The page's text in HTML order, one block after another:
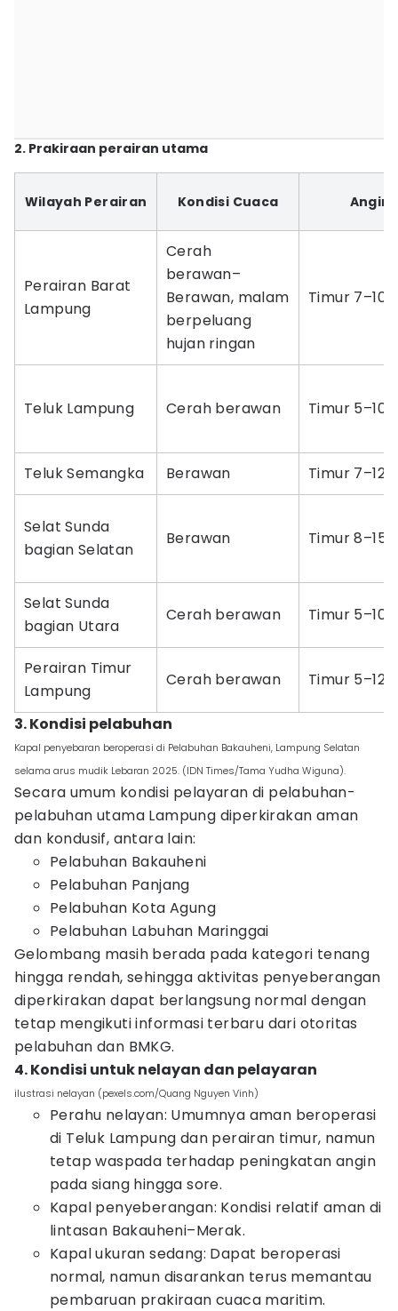
2. Prakiraan perairan utama
Wilayah Perairan Kondisi Cuaca Angin
Perairan Barat
Lampung
Cerah
berawan–
Berawan, malam
berpeluang
hujan ringan
Timur 7–10
Teluk Lampung Cerah berawan Timur 5–10
Teluk Semangka Berawan Timur 7–12
Selat Sunda
bagian Selatan
Berawan Timur 8–15
Selat Sunda
bagian Utara
Cerah berawan Timur 5–10
Perairan Timur
Lampung
Cerah berawan Timur 5–12
3. Kondisi pelabuhan
Kapal penyebaran beroperasi di Pelabuhan Bakauheni, Lampung Selatan
selama arus mudik Lebaran 2025. (IDN Times/Tama Yudha Wiguna).
Secara umum kondisi pelayaran di pelabuhan-
pelabuhan utama Lampung diperkirakan aman
dan kondusif, antara lain:
Pelabuhan Bakauheni
Pelabuhan Panjang
Pelabuhan Kota Agung
Pelabuhan Labuhan Maringgai
Gelombang masih berada pada kategori tenang
hingga rendah, sehingga aktivitas penyeberangan
diperkirakan dapat berlangsung normal dengan
tetap mengikuti informasi terbaru dari otoritas
pelabuhan dan BMKG.
4. Kondisi untuk nelayan dan pelayaran
ilustrasi nelayan (pexels.com/Quang Nguyen Vinh)
Perahu nelayan: Umumnya aman beroperasi
di Teluk Lampung dan perairan timur, namun
tetap waspada terhadap peningkatan angin
pada siang hingga sore.
Kapal penyeberangan: Kondisi relatif aman di
lintasan Bakauheni–Merak.
Kapal ukuran sedang: Dapat beroperasi
normal, namun disarankan terus memantau
pembaruan prakiraan cuaca maritim.